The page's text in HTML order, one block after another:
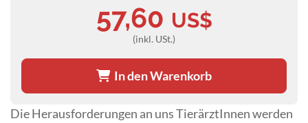
Die Herausforderungen an uns TierärztInnen werden
57,60 US$
(inkl. USt.)
In den Warenkorb